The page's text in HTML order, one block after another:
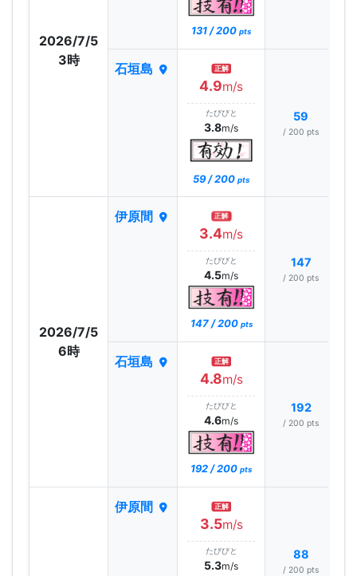
2026/7/5
3時
131 / 200 pts
石垣島 正解
4.9m/s
たびびと
3.8m/s
59 / 200 pts
59
/ 200 pts
2026/7/5
6時
伊原間 正解
3.4m/s
たびびと
4.5m/s
147 / 200 pts
147
/ 200 pts
石垣島 正解
4.8m/s
たびびと
4.6m/s
192 / 200 pts
192
/ 200 pts
伊原間 正解
3.5m/s
たびびと
5.3m/s
88
/ 200 pts